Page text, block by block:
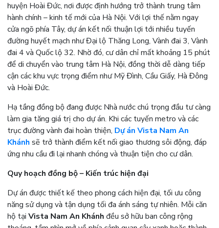
huyện Hoài Đức, nơi được định hướng trở thành trung tâm
hành chính – kinh tế mới của Hà Nội. Với lợi thế nằm ngay
cửa ngõ phía Tây, dự án kết nối thuận lợi tới nhiều tuyến
đường huyết mạch như Đại lộ Thăng Long, Vành đai 3, Vành
đai 4 và Quốc lộ 32. Nhờ đó, cư dân chỉ mất khoảng 15 phút
để di chuyển vào trung tâm Hà Nội, đồng thời dễ dàng tiếp
cận các khu vực trọng điểm như Mỹ Đình, Cầu Giấy, Hà Đông
và Hoài Đức.
Hạ tầng đồng bộ đang được Nhà nước chú trọng đầu tư càng
làm gia tăng giá trị cho dự án. Khi các tuyến metro và các
trục đường vành đai hoàn thiện, Dự án Vista Nam An
Khánh sẽ trở thành điểm kết nối giao thương sôi động, đáp
ứng nhu cầu đi lại nhanh chóng và thuận tiện cho cư dân.
Quy hoạch đồng bộ – Kiến trúc hiện đại
Dự án được thiết kế theo phong cách hiện đại, tối ưu công
năng sử dụng và tận dụng tối đa ánh sáng tự nhiên. Mỗi căn
hộ tại Vista Nam An Khánh đều sở hữu ban công rộng